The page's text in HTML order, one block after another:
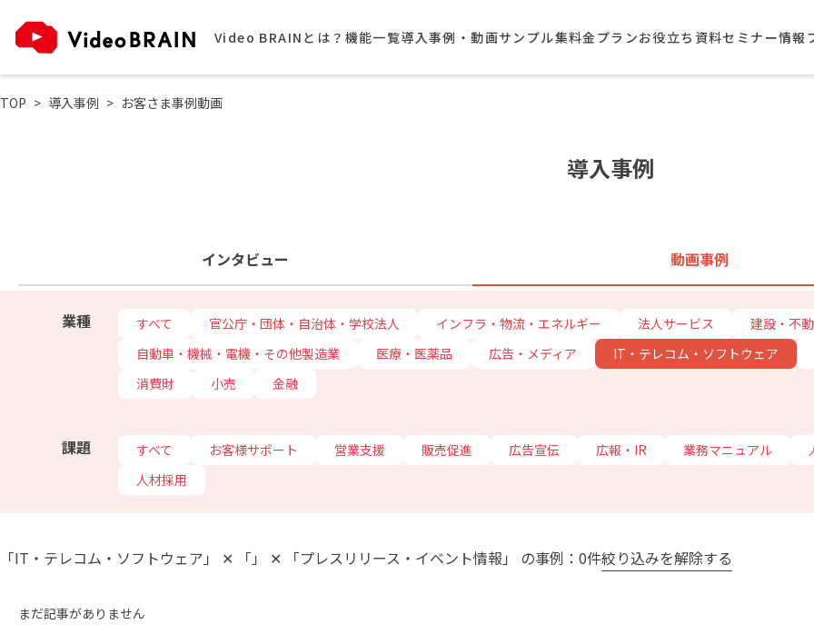
Video BRAINとは？ 機能一覧導入事例・動画サンプル集​料金プランお役立ち資料セミナー情報
TOP 導入事例 お客さま事例動画
導入事例
インタビュー 動画事例
業種 すべて 官公庁・団体・自治体・学校法人 インフラ・物流・エネルギー 法人サービス
建設・不
自動車・機械・電機・その他製造業
医療・医薬品 広告・メディア
IT・テレコム・ソフトウェア
消費財
小売 金融
課題 すべて お客様サポート 営業支援 販売促進 広告宣伝 広報・IR 業務マニュアル
人材採用
「IT・テレコム・ソフトウェア」 ✕ 「」 ✕ 「プレスリリース・イベント情報」 の事例：0件絞り込みを解除する
まだ記事がありません